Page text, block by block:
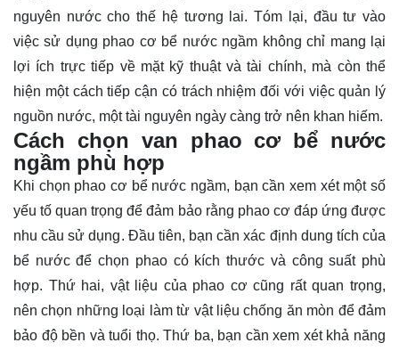
nguyên nước cho thế hệ tương lai. Tóm lại, đầu tư vào
việc sử dụng phao cơ bể nước ngầm không chỉ mang lại
lợi ích trực tiếp về mặt kỹ thuật và tài chính, mà còn thể
hiện một cách tiếp cận có trách nhiệm đối với việc quản lý
nguồn nước, một tài nguyên ngày càng trở nên khan hiếm.
Cách chọn van phao cơ bể nước
ngầm phù hợp
Khi chọn phao cơ bể nước ngầm, bạn cần xem xét một số
yếu tố quan trọng để đảm bảo rằng phao cơ đáp ứng được
nhu cầu sử dụng. Đầu tiên, bạn cần xác định dung tích của
bể nước để chọn phao có kích thước và công suất phù
hợp. Thứ hai, vật liệu của phao cơ cũng rất quan trọng,
nên chọn những loại làm từ vật liệu chống ăn mòn để đảm
bảo độ bền và tuổi thọ. Thứ ba, bạn cần xem xét khả năng